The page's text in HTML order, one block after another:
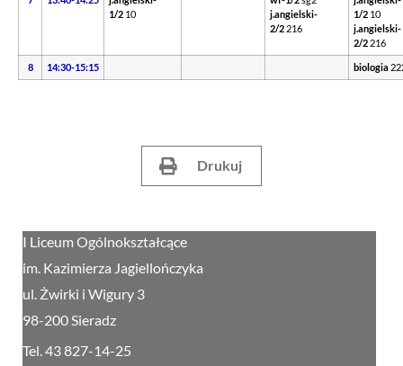
1/2 10
j.angielski-
2/2 216
1/2 10
j.angielski-
2/2 216
8 14:30-15:15 biologia
Drukuj
I Liceum Ogólnokształcące
im. Kazimierza Jagiellończyka
ul. Żwirki i Wigury 3
98-200 Sieradz
Tel. 43 827-14-25